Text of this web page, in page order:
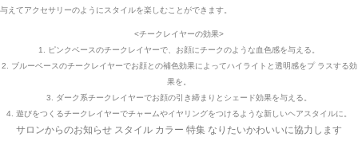
与えてアクセサリーのようにスタイルを楽しむことができます。
<チークレイヤーの効果>
1. ピンクベースのチークレイヤーで、お顔にチークのような血色感を与える。
2. ブルーベースのチークレイヤーでお顔との補色効果によってハイライトと透明感をプ ラスする効
果を。
3. ダーク系チークレイヤーでお顔の引き締まりとシェード効果を与える。
4. 遊びをつくるチークレイヤーでチャームやイヤリングをつけるような新しいヘアスタイルに。
サロンからのお知らせ スタイル カラー 特集 なりたいかわいいに協力します